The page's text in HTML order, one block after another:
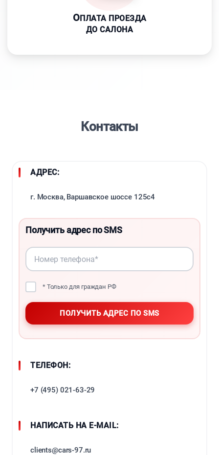
ОПЛАТА ПРОЕЗДА
ДО САЛОНА
Контакты
АДРЕС:
г. Москва, Варшавское шоссе 125с4
Получить адрес по SMS
* Только для граждан РФ
ТЕЛЕФОН:
+7 (495) 021-63-29
НАПИСАТЬ НА E-MAIL:
clients@cars-97.ru